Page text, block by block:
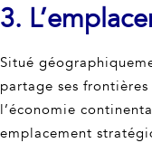
3.
Situé
partage ses
l’économie
emplacement